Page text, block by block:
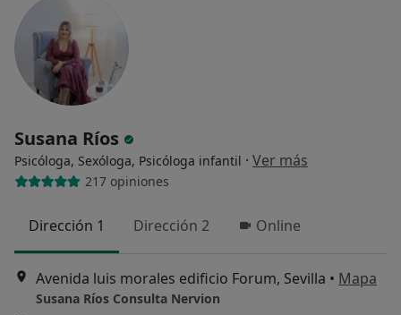
Susana Ríos
Psicóloga, Sexóloga, Psicóloga infantil · Ver más
217 opiniones
Dirección 1 Dirección 2 Online
Avenida luis morales edificio Forum, Sevilla • Mapa
Susana Ríos Consulta Nervion